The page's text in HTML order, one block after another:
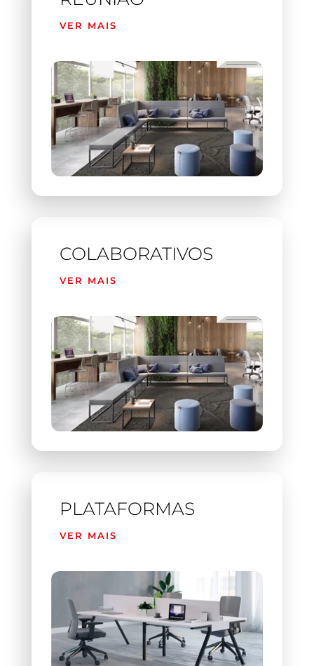
VER MAIS
COLABORATIVOS
VER MAIS
PLATAFORMAS
VER MAIS